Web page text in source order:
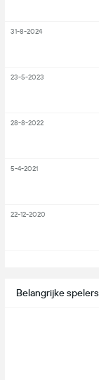
Belangrijke spelers
31-8-2024
23-5-2023
28-8-2022
5-4-2021
22-12-2020